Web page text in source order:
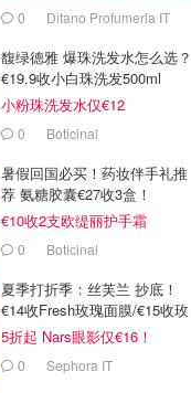
0 Ditano Profumeria IT
馥绿德雅 爆珠洗发水怎么选？
€19.9收小白珠洗发500ml
小粉珠洗发水仅€12
0 Boticinal
暑假回国必买！药妆伴手礼推
荐 氨糖胶囊€27收3盒！
€10收2支欧缇丽护手霜
0 Boticinal
夏季打折季：丝芙兰 抄底！
€14收Fresh玫瑰面膜/€15收玫
瑰水
5折起 Nars眼影仅€16！
0 Sephora IT